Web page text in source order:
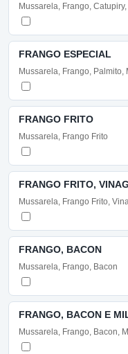
Mussarela, Frango,
FRANGO ESPECIAL
Mussarela, Frango, Palmito,
FRANGO FRITO
Mussarela, Frango Frito
FRANGO FRITO,
Mussarela, Frango Frito,
FRANGO, BACON
Mussarela, Frango, Bacon
FRANGO, BACON E
Mussarela, Frango, Bacon,